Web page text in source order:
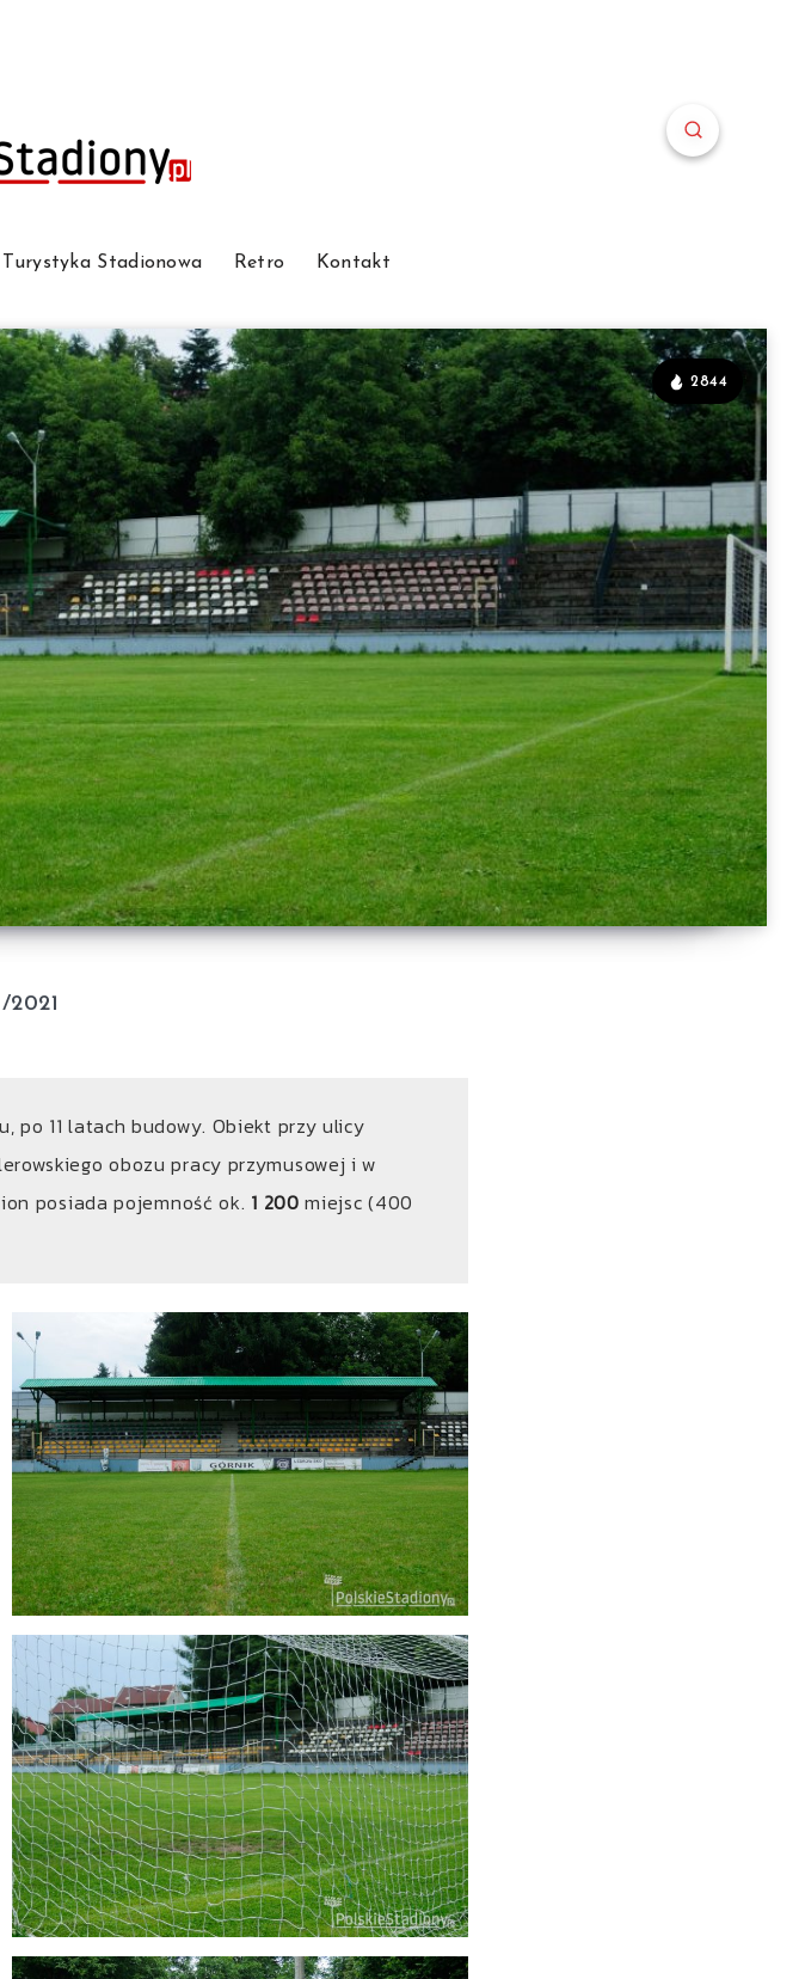
Turystyka Stadionowa Retro Kontakt
2844
2021
po 11 latach budowy. Obiekt przy ulicy
obozu pracy przymusowej i w
posiada pojemność ok. 1 200 miejsc (400